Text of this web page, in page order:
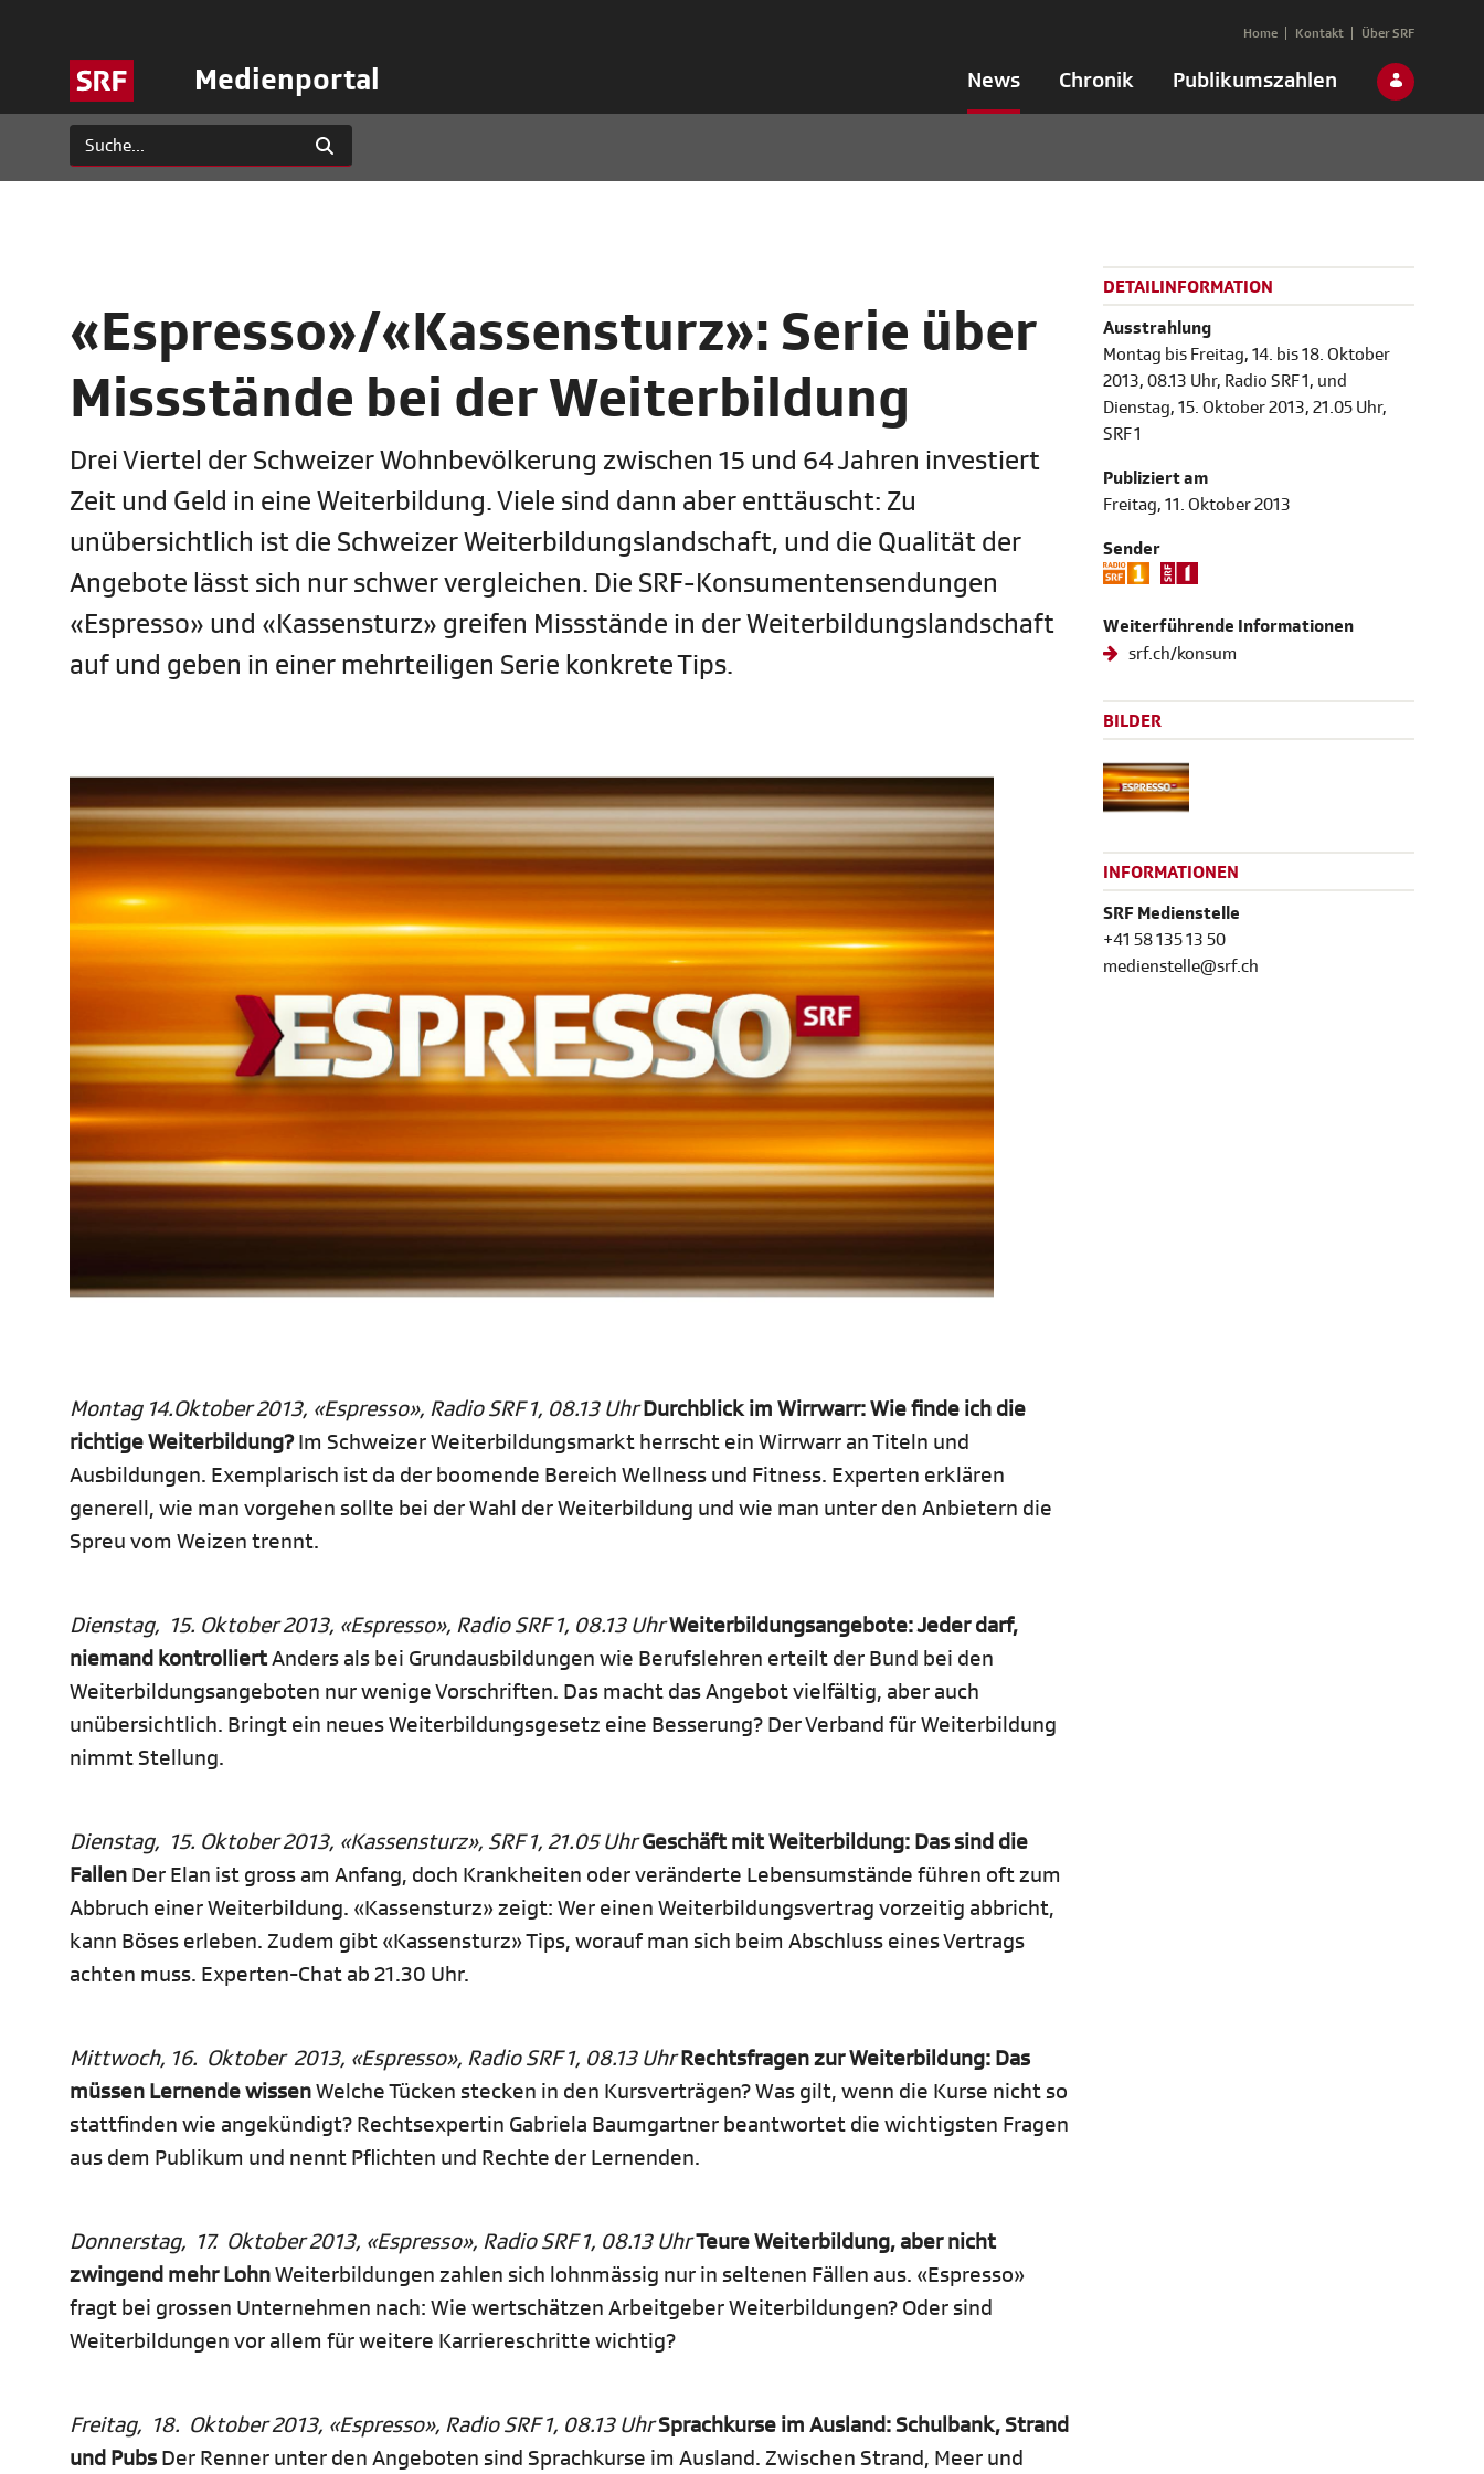
Medienportal News Chronik Publikumszahlen
Home Kontakt Über SRF
«Espresso»/«Kassensturz»: Serie über
Missstände bei der Weiterbildung
Drei Viertel der Schweizer Wohnbevölkerung zwischen 15 und 64 Jahren investiert
Zeit und Geld in eine Weiterbildung. Viele sind dann aber enttäuscht: Zu
unübersichtlich ist die Schweizer Weiterbildungslandschaft, und die Qualität der
Angebote lässt sich nur schwer vergleichen. Die SRF-Konsumentensendungen
«Espresso» und «Kassensturz» greifen Missstände in der Weiterbildungslandschaft
auf und geben in einer mehrteiligen Serie konkrete Tips.
Montag 14.Oktober 2013, «Espresso», Radio SRF 1, 08.13 Uhr Durchblick im Wirrwarr: Wie finde ich die
richtige Weiterbildung?Im Schweizer Weiterbildungsmarkt herrscht ein Wirrwarr an Titeln und
Ausbildungen. Exemplarisch ist da der boomende Bereich Wellness und Fitness. Experten erklären
generell, wie man vorgehen sollte bei der Wahl der Weiterbildung und wie man unter den Anbietern die
Spreu vom Weizen trennt.
Dienstag, 15. Oktober 2013, «Espresso», Radio SRF 1, 08.13 UhrWeiterbildungsangebote: Jeder darf,
niemand kontrolliertAnders als bei Grundausbildungen wie Berufslehren erteilt der Bund bei den
Weiterbildungsangeboten nur wenige Vorschriften. Das macht das Angebot vielfältig, aber auch
unübersichtlich. Bringt ein neues Weiterbildungsgesetz eine Besserung? Der Verband für Weiterbildung
nimmt Stellung.
Dienstag, 15. Oktober 2013, «Kassensturz», SRF 1, 21.05 Uhr Geschäft mit Weiterbildung: Das sind die
Fallen Der Elan ist gross am Anfang, doch Krankheiten oder veränderte Lebensumstände führen oft zum
Abbruch einer Weiterbildung. «Kassensturz» zeigt: Wer einen Weiterbildungsvertrag vorzeitig abbricht,
kann Böses erleben. Zudem gibt «Kassensturz» Tips, worauf man sich beim Abschluss eines Vertrags
achten muss. Experten-Chat ab 21.30 Uhr.
Mittwoch, 16. Oktober 2013, «Espresso», Radio SRF 1, 08.13 Uhr Rechtsfragen zur Weiterbildung: Das
müssen Lernende wissenWelche Tücken stecken in den Kursverträgen? Was gilt, wenn die Kurse nicht so
stattfinden wie angekündigt? Rechtsexpertin Gabriela Baumgartner beantwortet die wichtigsten Fragen
aus dem Publikum und nennt Pflichten und Rechte der Lernenden.
Donnerstag, 17. Oktober 2013, «Espresso», Radio SRF 1, 08.13 UhrTeure Weiterbildung, aber nicht
zwingend mehr LohnWeiterbildungen zahlen sich lohnmässig nur in seltenen Fällen aus. «Espresso»
fragt bei grossen Unternehmen nach: Wie wertschätzen Arbeitgeber Weiterbildungen? Oder sind
Weiterbildungen vor allem für weitere Karriereschritte wichtig?
Freitag, 18. Oktober 2013, «Espresso», Radio SRF 1, 08.13 UhrSprachkurse im Ausland: Schulbank, Strand
und Pubs Der Renner unter den Angeboten sind Sprachkurse im Ausland. Zwischen Strand, Meer und
DETAILINFORMATION
Ausstrahlung
Montag bis Freitag, 14. bis 18. Oktober
2013, 08.13 Uhr, Radio SRF 1, und
Dienstag, 15. Oktober 2013, 21.05 Uhr,
SRF 1
Publiziert am
Freitag, 11. Oktober 2013
Sender
Weiterführende Informationen
srf.ch/konsum
BILDER
INFORMATIONEN
SRF Medienstelle
+41 58 135 13 50
medienstelle@srf.ch